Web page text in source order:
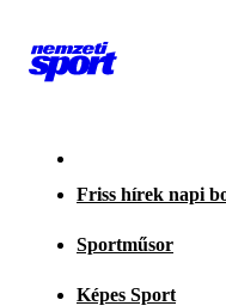
Friss hírek napi
Sportműsor
Képes Sport